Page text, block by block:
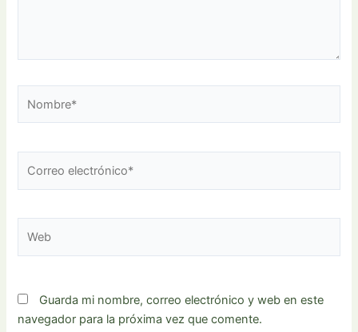
electrónico*
Guarda mi nombre, correo electrónico y web en este
navegador para la próxima vez que comente.